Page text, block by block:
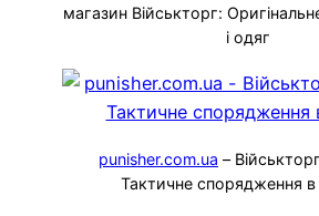
магазин Військторг:
і одяг
punisher.com.ua –
Тактичне спорядження в